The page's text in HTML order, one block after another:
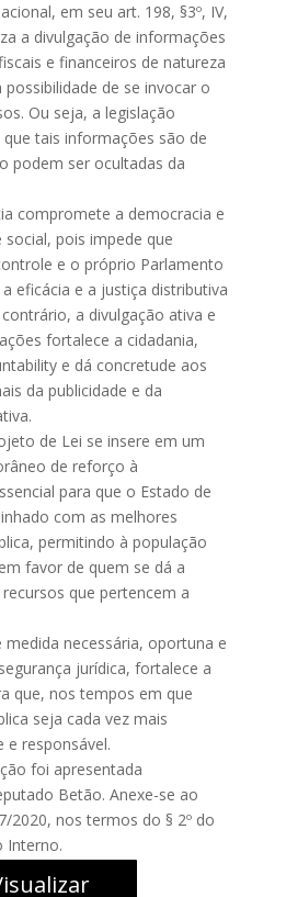
em seu art. 198, §3º, IV,
a divulgação de informações
e financeiros de natureza
de se invocar o
Ou seja, a legislação
tais informações são de
podem ser ocultadas da
compromete a democracia e
pois impede que
e o próprio Parlamento
eficácia e a justiça distributiva
a divulgação ativa e
fortalece a cidadania,
e dá concretude aos
da publicidade e da
de Lei se insere em um
de reforço à
para que o Estado de
com as melhores
permitindo à população
favor de quem se dá a
que pertencem a
necessária, oportuna e
jurídica, fortalece a
que, nos tempos em que
seja cada vez mais
e responsável.
foi apresentada
Betão. Anexe-se ao
2020, nos termos do § 2º do
Interno.